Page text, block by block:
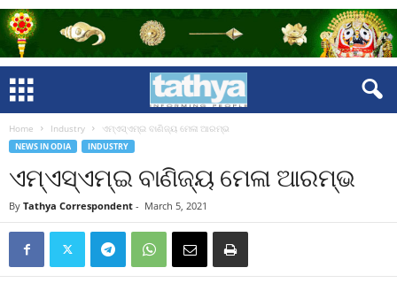
Home Industry ଏମ୍‌ଏସ୍‌ଏମ୍‌ଇ ବାଣିଜ୍ୟ ମେଳା ଆରମ୍ଭ
NEWS IN ODIA INDUSTRY
ଏମ୍‌ଏସ୍‌ଏମ୍‌ଇ ବାଣିଜ୍ୟ ମେଳା ଆରମ୍ଭ
By Tathya Correspondent - March 5, 2021